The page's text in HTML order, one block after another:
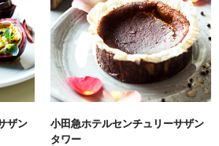
ザン
小田急ホテルセンチュリーサザン
タワー